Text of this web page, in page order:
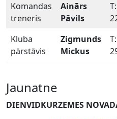
Komandas
treneris
Ainārs
Pāvils
T:
Kluba
pārstāvis
Zigmunds
Mickus
T:
Jaunatne
DIENVIDKURZEMES